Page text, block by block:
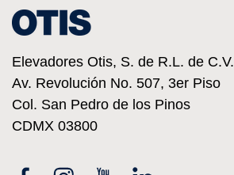
Elevadores Otis, S. de R.L. de C.V.
Av. Revolución No. 507, 3er Piso
Col. San Pedro de los Pinos
CDMX 03800